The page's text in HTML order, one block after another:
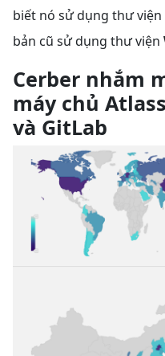
biết nó sử dụng thư viện
bản cũ sử dụng thư viện
Cerber nhắm
máy chủ
và GitLab